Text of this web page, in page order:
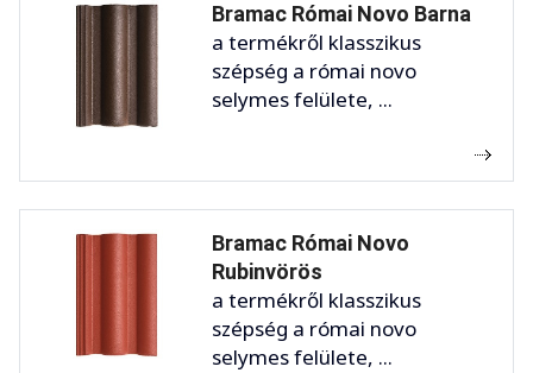
Bramac Római Novo Barna
a termékről klasszikus
szépség a római novo
selymes felülete, ...
Bramac Római Novo
Rubinvörös
a termékről klasszikus
szépség a római novo
selymes felülete, ...